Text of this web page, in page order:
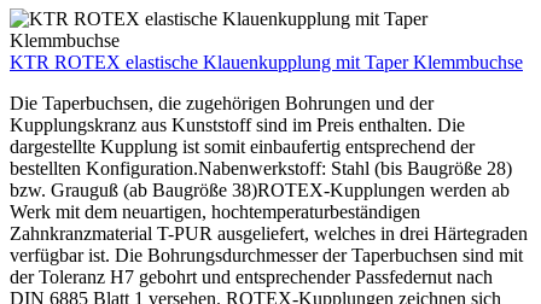
KTR ROTEX elastische Klauenkupplung mit Taper Klemmbuchse
Die Taperbuchsen, die zugehörigen Bohrungen und der
Kupplungskranz aus Kunststoff sind im Preis enthalten. Die
dargestellte Kupplung ist somit einbaufertig entsprechend der
bestellten Konfiguration.Nabenwerkstoff: Stahl (bis Baugröße 28)
bzw. Grauguß (ab Baugröße 38)ROTEX-Kupplungen werden ab
Werk mit dem neuartigen, hochtemperaturbeständigen
Zahnkranzmaterial T-PUR ausgeliefert, welches in drei Härtegraden
verfügbar ist. Die Bohrungsdurchmesser der Taperbuchsen sind mit
der Toleranz H7 gebohrt und entsprechender Passfedernut nach
DIN 6885 Blatt 1 versehen. ROTEX-Kupplungen zeichnen sich